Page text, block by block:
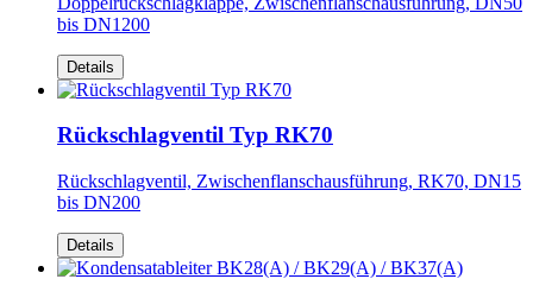
bis DN1200
Details
Rückschlagventil Typ RK70
Rückschlagventil, Zwischenflanschausführung, RK70, DN15
bis DN200
Details